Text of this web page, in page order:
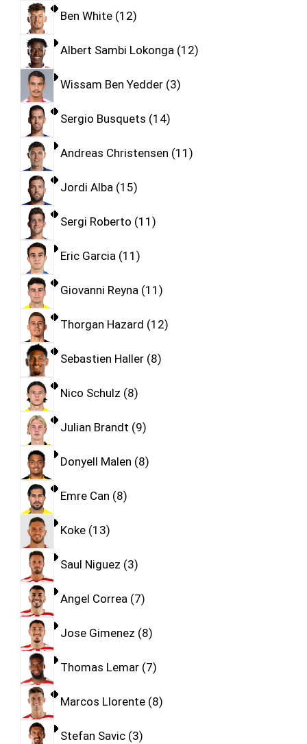
Ben White 12
Albert Sambi Lokonga 12
Wissam Ben Yedder 3
Sergio Busquets 14
Andreas Christensen 11
Jordi Alba 15
Sergi Roberto 11
Eric Garcia 11
Giovanni Reyna 11
Thorgan Hazard 12
Sebastien Haller 8
Nico Schulz 8
Julian Brandt 9
Donyell Malen 8
Emre Can 8
Koke 13
Saul Niguez 3
Angel Correa 7
Jose Gimenez 8
Thomas Lemar 7
Marcos Llorente 8
Stefan Savic 3